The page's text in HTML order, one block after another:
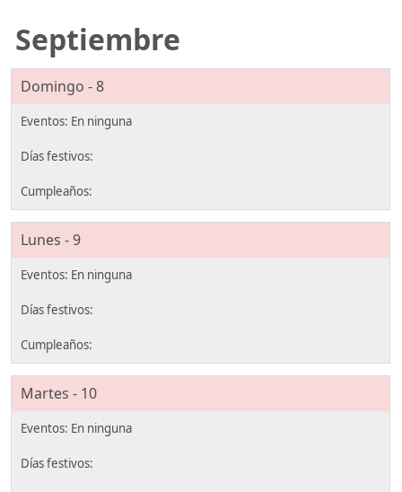
Septiembre
Domingo - 8
Lunes - 9
Martes - 10